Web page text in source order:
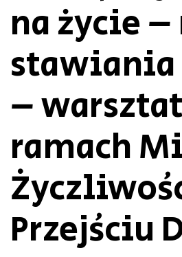
na życie –
–
ramach
Przejściu